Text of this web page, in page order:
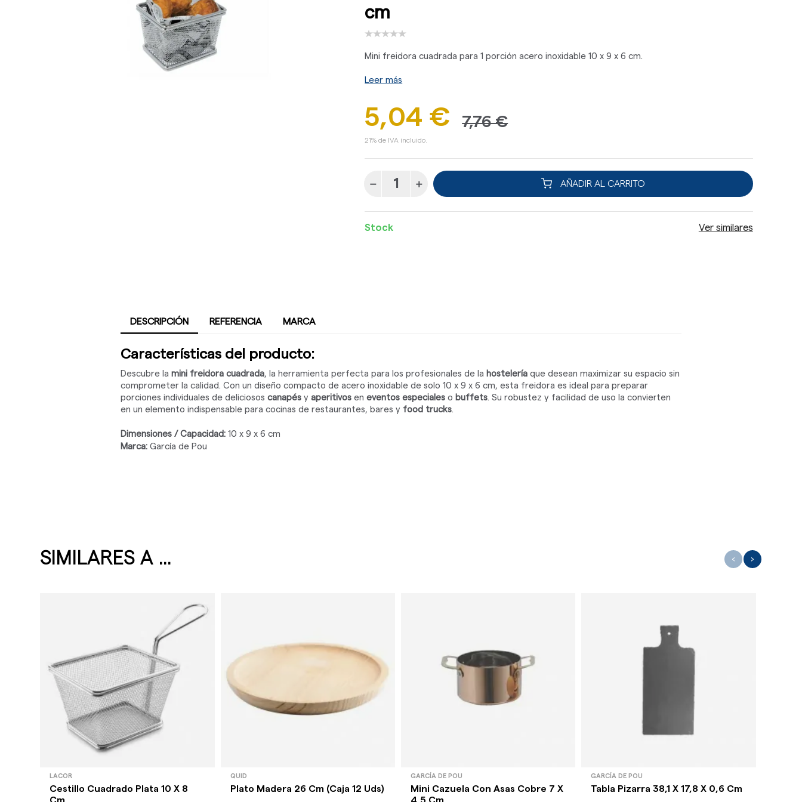
cm
Mini freidora cuadrada para 1 porción acero inoxidable 10 x 9 x 6 cm.
Leer más
5,04 € 7,76 €
21% de IVA incluido.
AÑADIR AL CARRITO
Stock Ver similares
DESCRIPCIÓN REFERENCIA MARCA
Características del producto:
Descubre la mini freidora cuadrada, la herramienta perfecta para los profesionales de la hosteleríaque desean maximizar su espacio sin
comprometer la calidad. Con un diseño compacto de acero inoxidable de solo 10 x 9 x 6 cm, esta freidora es ideal para preparar
porciones individuales de deliciosos canapésy aperitivosen eventos especialeso buffets. Su robustez y facilidad de uso la convierten
en un elemento indispensable para cocinas de restaurantes, bares y food trucks.
Dimensiones / Capacidad:10 x 9 x 6 cm
Marca:García de Pou
SIMILARES A ...
LACOR
Cestillo Cuadrado Plata 10 X 8
QUID
Plato Madera 26 Cm (Caja 12 Uds)
GARCÍA DE POU
Mini Cazuela Con Asas Cobre 7 X
GARCÍA DE POU
Tabla Pizarra 38,1 X 17,8 X 0,6 Cm
‹ ›